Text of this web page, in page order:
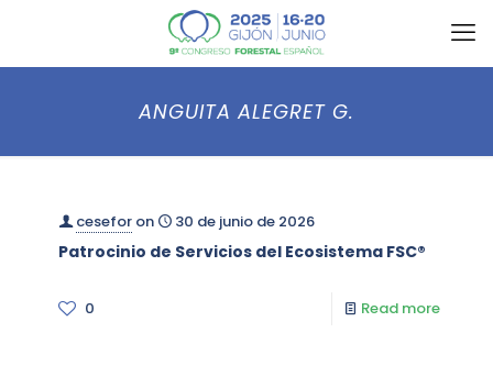
ANGUITA ALEGRET G.
cesefor on 30 de junio de 2026
Patrocinio de Servicios del Ecosistema FSC®
0 Read more